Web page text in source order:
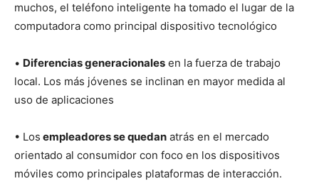
muchos, el teléfono inteligente ha tomado el lugar de la
computadora como principal dispositivo tecnológico
• Diferencias generacionales en la fuerza de trabajo
local. Los más jóvenes se inclinan en mayor medida al
uso de aplicaciones
• Los empleadores se quedan atrás en el mercado
orientado al consumidor con foco en los dispositivos
móviles como principales plataformas de interacción.